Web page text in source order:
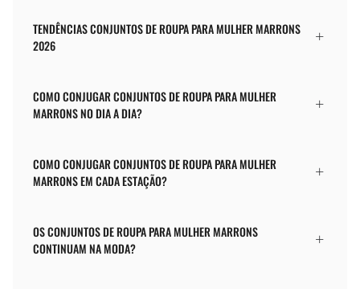
TENDÊNCIAS CONJUNTOS DE ROUPA PARA MULHER MARRONS
2026
COMO CONJUGAR CONJUNTOS DE ROUPA PARA MULHER
MARRONS NO DIA A DIA?
COMO CONJUGAR CONJUNTOS DE ROUPA PARA MULHER
MARRONS EM CADA ESTAÇÃO?
OS CONJUNTOS DE ROUPA PARA MULHER MARRONS
CONTINUAM NA MODA?